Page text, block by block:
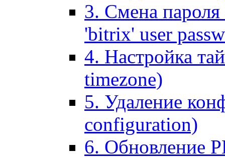
3. Смена пароля
'bitrix' user
4. Настройка
timezone)
5. Удаление
configuration)
6. Обновление